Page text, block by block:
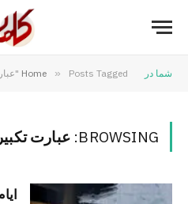
شما در Home » Posts Tagged "عبارت تکبیرات تشریق"
BROWSING: عبارت